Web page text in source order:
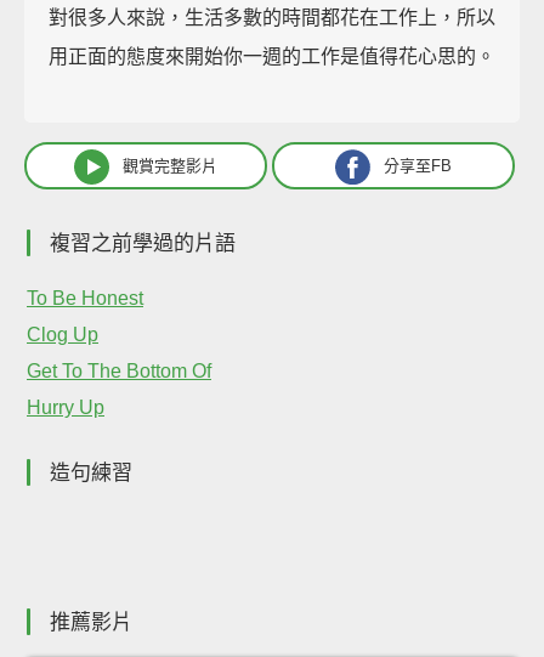
對很多人來說，生活多數的時間都花在工作上，所以
用正面的態度來開始你一週的工作是值得花心思的。
觀賞完整影片 分享至FB
複習之前學過的片語
To Be Honest
Clog Up
Get To The Bottom Of
Hurry Up
造句練習
推薦影片